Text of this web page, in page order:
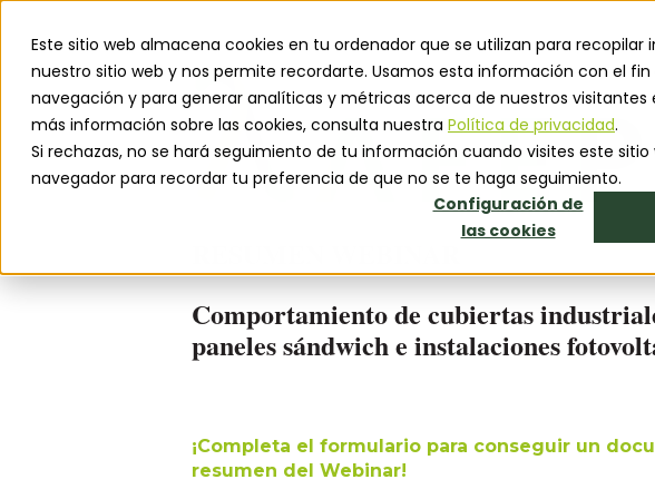
Este sitio web almacena cookies en tu ordenador que se utilizan para
nuestro sitio web y nos permite recordarte. Usamos esta información con el
navegación y para generar analíticas y métricas acerca de nuestros visitantes
más información sobre las cookies, consulta nuestra Política de privacidad.
Si rechazas, no se hará seguimiento de tu información cuando visites este sitio
navegador para recordar tu preferencia de que no se te haga seguimiento.
Configuración de
las cookies
Comportamiento de cubiertas
paneles sándwich e instalaciones
¡Completa el formulario para conseguir un
resumen del Webinar!